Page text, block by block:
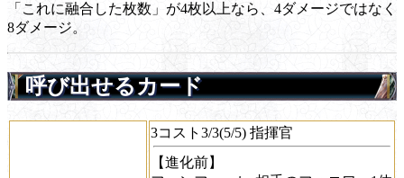
「これに融合した枚数」が4枚以上なら、4ダメージではなく
8ダメージ。
呼び出せるカード
3コスト3/3(5/5) 指揮官
【進化前】